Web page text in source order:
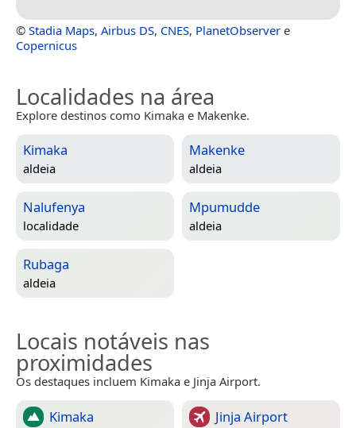
© Stadia Maps, Airbus DS, CNES, PlanetObserver e
Copernicus
Localidades na área
Explore destinos como Kimaka e Makenke.
Kimaka
aldeia
Makenke
aldeia
Nalufenya
localidade
Mpumudde
aldeia
Rubaga
aldeia
Locais notáveis nas
proximidades
Os destaques incluem Kimaka e Jinja Airport.
Kimaka Jinja Airport